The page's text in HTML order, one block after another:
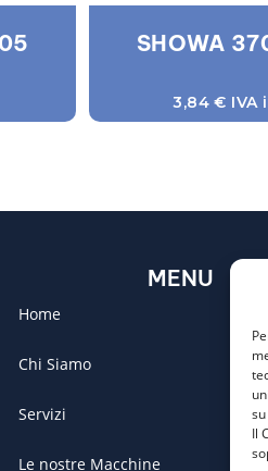
Il
SHOWA
3,84€ IVA
MENU
Home
Chi Siamo
Servizi
Le nostre Macchine